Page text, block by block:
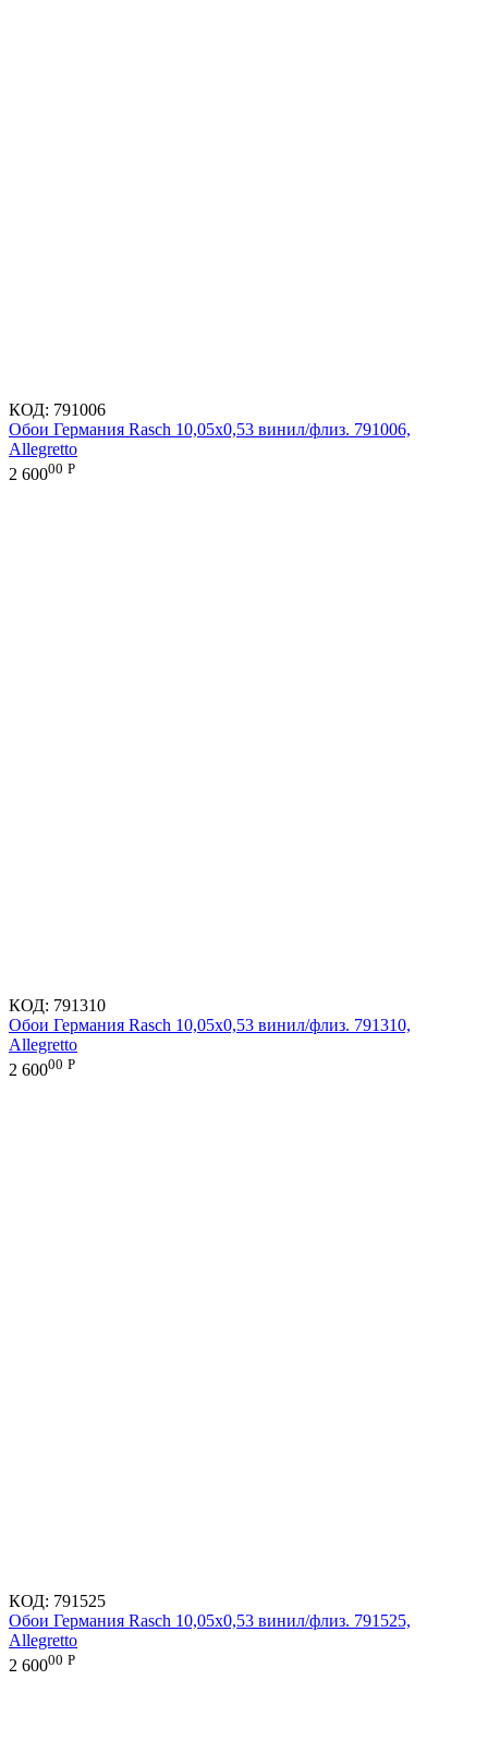
КОД: 791006
Обои Германия Rasch 10,05x0,53 винил/флиз. 791006,
Allegretto
2 60000 Р
КОД: 791310
Обои Германия Rasch 10,05x0,53 винил/флиз. 791310,
Allegretto
2 60000 Р
КОД: 791525
Обои Германия Rasch 10,05x0,53 винил/флиз. 791525,
Allegretto
2 60000 Р